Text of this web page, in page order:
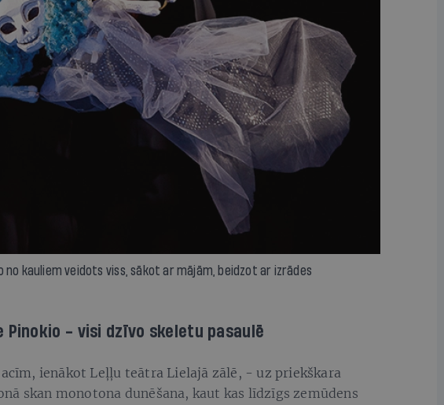
no kauliem veidots viss, sākot ar mājām, beidzot ar izrādes
Pinokio - visi dzīvo skeletu pasaulē
acīm, ienākot Leļļu teātra Lielajā zālē, - uz priekškara
skan monotona dunēšana, kaut kas līdzīgs zemūdens